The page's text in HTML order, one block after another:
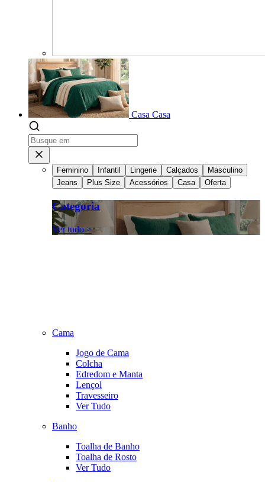
Casa Casa
Feminino Infantil Lingerie Calçados
Masculino
Jeans
Plus Size Acessórios Casa Oferta
Categoria
Ver tudo >
Cama
Jogo de Cama
Colcha
Edredom e Manta
Lençol
Travesseiro
Ver Tudo
Banho
Toalha de Banho
Toalha de Rosto
Ver Tudo